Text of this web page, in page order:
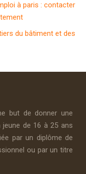
à paris : contacter
du bâtiment et des
but de donner une
de 16 à 25 ans
par un diplôme de
ou par un titre